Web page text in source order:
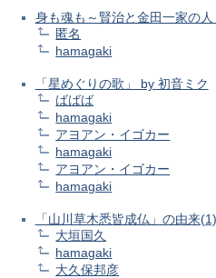
身も魂も～賢治と金田一家の
匿名
hamagaki
「星めぐりの歌」 by 初音ミク
ばばば
hamagaki
アヨアン・イゴカー
hamagaki
アヨアン・イゴカー
hamagaki
「山川草木悉皆成仏」の由来(1)
大垣国久
hamagaki
大久保邦彦